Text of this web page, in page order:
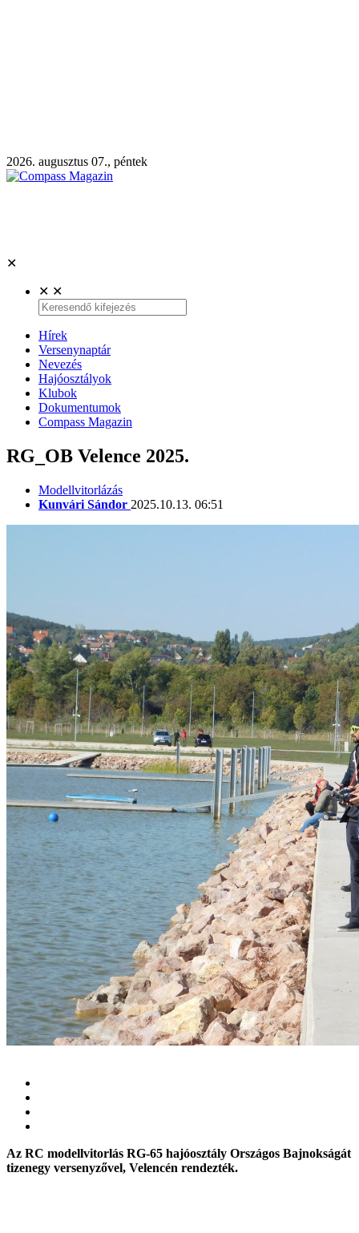
2026. augusztus 07., péntek
✕
✕ ✕
Hírek
Versenynaptár
Nevezés
Hajóosztályok
Klubok
Dokumentumok
Compass Magazin
RG_OB Velence 2025.
Modellvitorlázás
Kunvári Sándor 2025.10.13. 06:51
Az RC modellvitorlás RG-65 hajóosztály Országos Bajnokságát
tizenegy versenyzővel, Velencén rendezték.